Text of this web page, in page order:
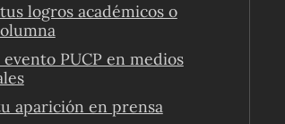
logros académicos o
PUCP en medios
aparición en prensa